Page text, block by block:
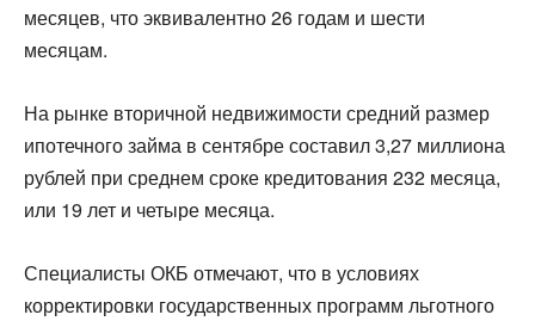
месяцев, что эквивалентно 26 годам и шести
месяцам.
На рынке вторичной недвижимости средний размер
ипотечного займа в сентябре составил 3,27 миллиона
рублей при среднем сроке кредитования 232 месяца,
или 19 лет и четыре месяца.
Специалисты ОКБ отмечают, что в условиях
корректировки государственных программ льготного